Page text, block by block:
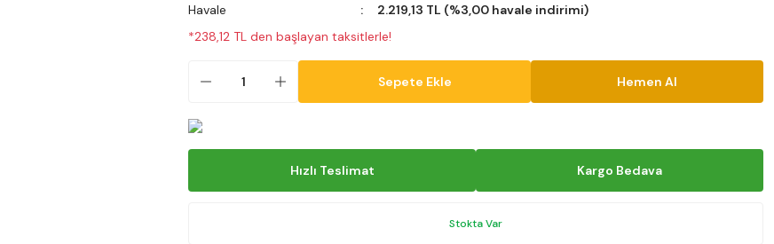
Havale
2.219,13 TL (%3,00 havale indirimi)
*238,12 TL den başlayan taksitlerle!
Sepete Ekle Hemen Al
Hızlı Teslimat Kargo Bedava
Stokta Var